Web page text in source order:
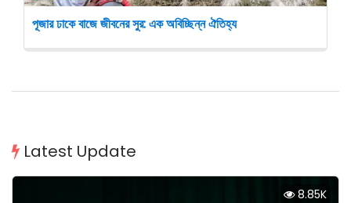
পূজার ঢাকে বাজে জীবনের সুর: এক অবিচ্ছিন্ন ঐতিহ্য
Latest Update
8.85K